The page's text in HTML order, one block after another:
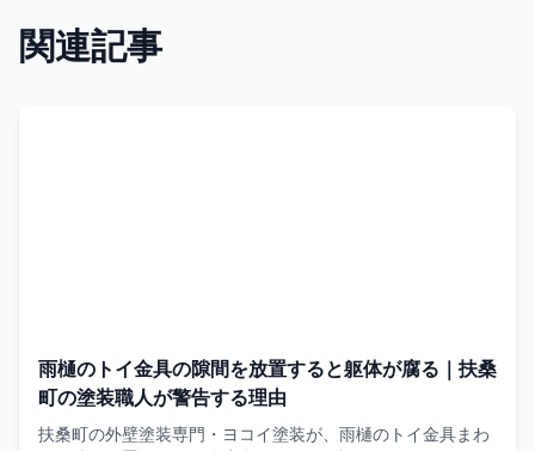
関連記事
雨樋のトイ金具の隙間を放置すると躯体が腐る｜扶桑
町の塗装職人が警告する理由
扶桑町の外壁塗装専門・ヨコイ塗装が、雨樋のトイ金具まわ